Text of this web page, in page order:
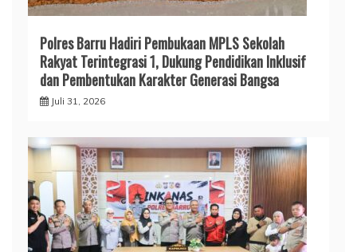
Polres Barru Hadiri Pembukaan MPLS Sekolah
Rakyat Terintegrasi 1, Dukung Pendidikan Inklusif
dan Pembentukan Karakter Generasi Bangsa
Juli 31, 2026